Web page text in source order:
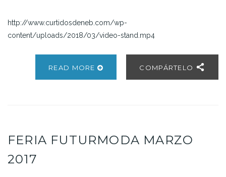
http://www.curtidosdeneb.com/wp-
content/uploads/2018/03/video-stand.mp4
READ MORE COMPÁRTELO
FERIA FUTURMODA MARZO
2017